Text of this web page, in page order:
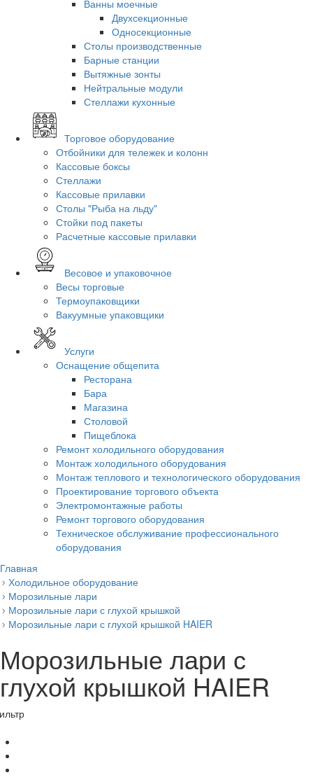
Ванны моечные
Двухсекционные
Односекционные
Столы производственные
Барные станции
Вытяжные зонты
Нейтральные модули
Стеллажи кухонные
Торговое оборудование
Отбойники для тележек и колонн
Кассовые боксы
Стеллажи
Кассовые прилавки
Столы "Рыба на льду"
Стойки под пакеты
Расчетные кассовые прилавки
Весовое и упаковочное
Весы торговые
Термоупаковщики
Вакуумные упаковщики
Услуги
Оснащение общепита
Ресторана
Бара
Магазина
Столовой
Пищеблока
Ремонт холодильного оборудования
Монтаж холодильного оборудования
Монтаж теплового и технологического оборудования
Проектирование торгового объекта
Электромонтажные работы
Ремонт торгового оборудования
Техническое обслуживание профессионального
оборудования
Главная
Холодильное оборудование
Морозильные лари
Морозильные лари с глухой крышкой
Морозильные лари с глухой крышкой HAIER
Морозильные лари с
глухой крышкой HAIER